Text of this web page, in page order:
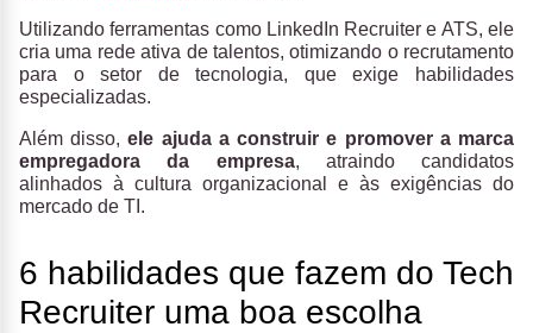
Utilizando ferramentas como LinkedIn Recruiter e ATS, ele
cria uma rede ativa de talentos, otimizando o recrutamento
para o setor de tecnologia, que exige habilidades
especializadas.
Além disso,ele ajuda a construir e promover a marca
empregadora da empresa, atraindo candidatos
alinhados à cultura organizacional e às exigências do
mercado de TI.
6 habilidades que fazem do Tech
Recruiter uma boa escolha